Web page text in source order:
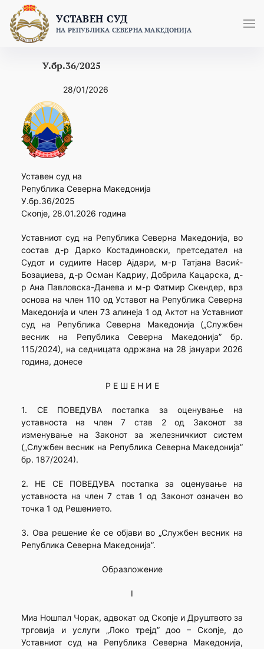
content
УСТАВЕН СУД
НА РЕПУБЛИКА СЕВЕРНА МАКЕДОНИЈА
У.бр.36/2025
28/01/2026
Уставен суд на
Република Северна Македонија
У.бр.36/2025
Скопје, 28.01.2026 година
Уставниот суд на Република Северна Македонија, во
состав д-р Дарко Костадиновски, претседател на
Судот и судиите Насер Ајдари, м-р Татјана Васиќ-
Бозаџиева, д-р Осман Кадриу, Добрила Кацарска, д-
р Ана Павловска-Данева и м-р Фатмир Скендер, врз
основа на член 110 од Уставот на Република Северна
Македонија и член 73 алинеја 1 од Актот на Уставниот
суд на Република Северна Македонија („Службен
весник на Република Северна Македонија” бр.
115/2024), на седницата одржана на 28 јануари 2026
година, донесе
Р Е Ш Е Н И Е
1. СЕ ПОВЕДУВА постапка за оценување на
уставноста на член 7 став 2 од Законот за
изменување на Законот за железничкиот систем
(„Службен весник на Република Северна Македонија”
бр. 187/2024).
2. НЕ СЕ ПОВЕДУВА постапка за оценување на
уставноста на член 7 став 1 од Законот означен во
точка 1 од Решението.
3. Ова решение ќе се објави во „Службен весник на
Република Северна Македонија”.
Образложение
I
Миа Ношпал Чорак, адвокат од Скопје и Друштвото за
трговија и услуги „Локо трејд” доо – Скопје, до
Уставниот суд на Република Северна Македонија,